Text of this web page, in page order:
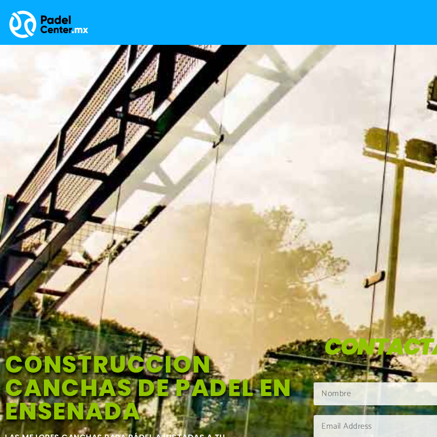
CONSTRUCCION
CANCHAS DE PADEL EN
ENSENADA